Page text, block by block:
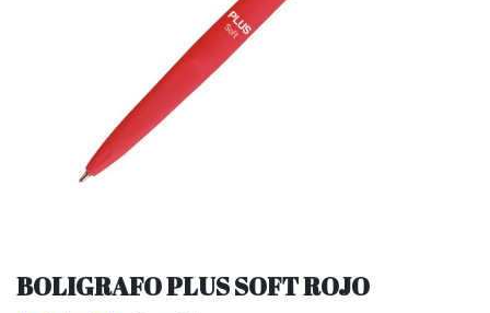
BOLIGRAFO PLUS SOFT ROJO